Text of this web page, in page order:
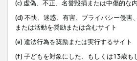
(c) 虚偽、不正、名誉毀損または中傷的な
(d) 不快、迷惑、有害、プライバシー侵害
または活動を奨励または含むサイト
(e) 違法行為を奨励または実行するサイト
(f) 子どもを対象にした、もしくは13歳も